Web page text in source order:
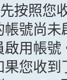
按照您
號尚
啟用帳
您收